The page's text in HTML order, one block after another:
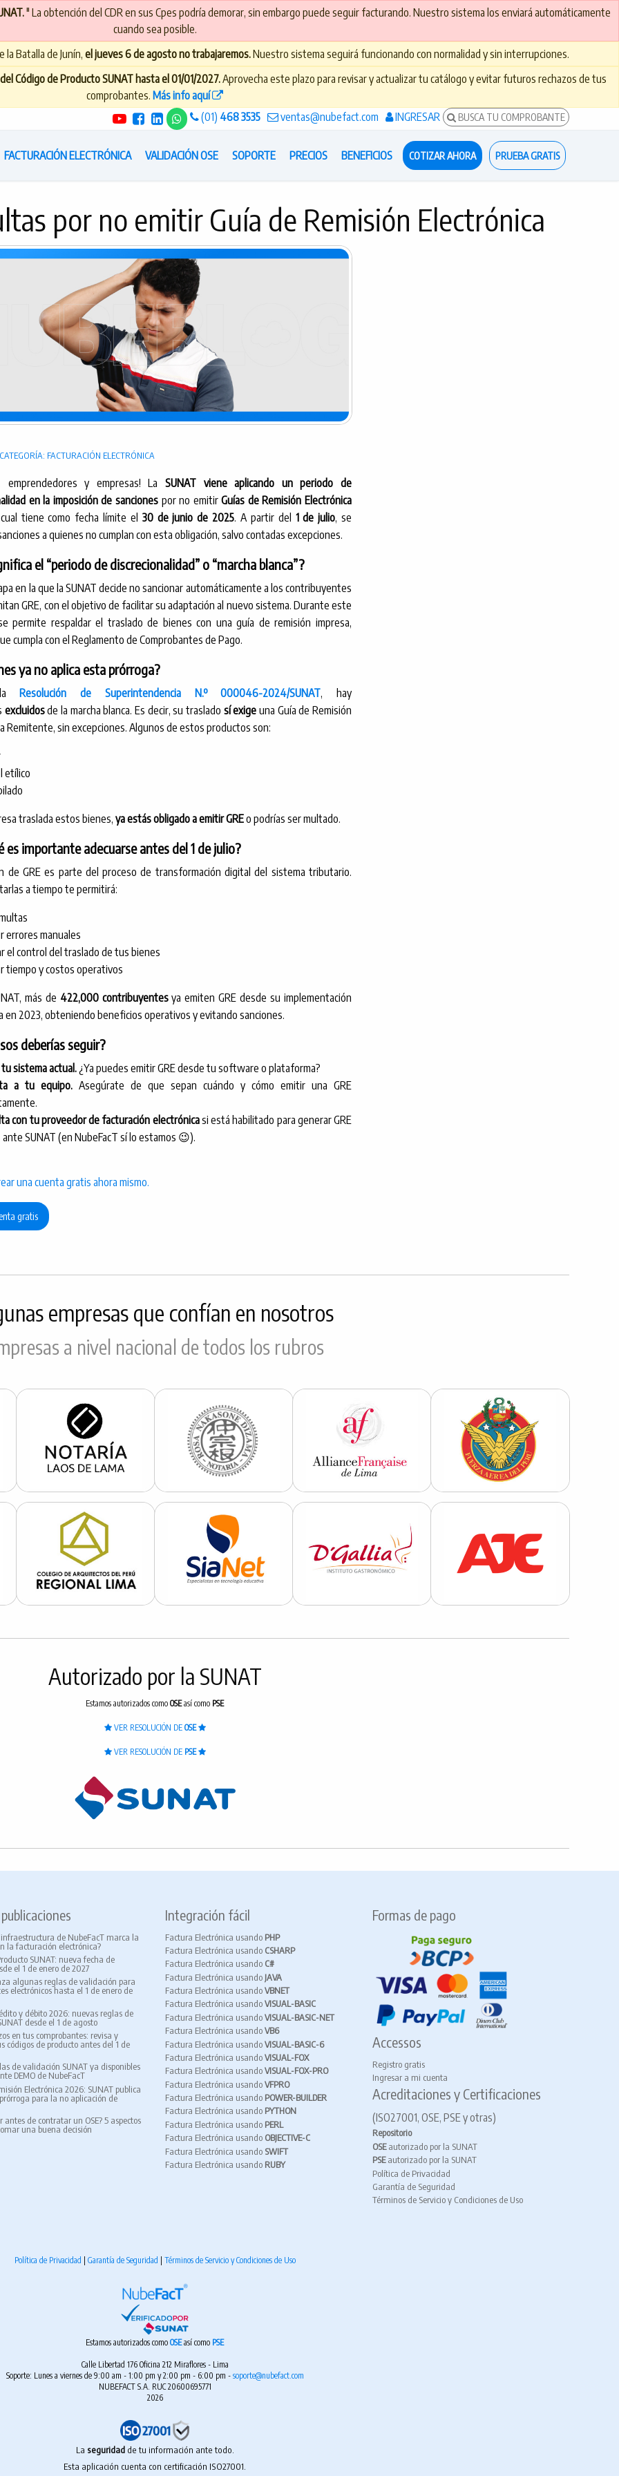
" La obtención del CDR en sus Cpes podría demorar, sin embargo puede seguir facturando. Nuestro sistema los enviará automáticamente
cuando sea posible.
Batalla de Junín, el jueves 6 de agosto no trabajaremos.Nuestro sistema seguirá funcionando con normalidad y sin interrupciones.
Código de Producto SUNAT hasta el 01/01/2027.Aprovecha este plazo para revisar y actualizar tu catálogo y evitar futuros rechazos de tus
comprobantes. Más info aquí
(01) 468 3535 ventas@nubefact.com INGRESAR BUSCA TU COMPROBANTE
FACTURACIÓN ELECTRÓNICA VALIDACIÓN OSE SOPORTE PRECIOS BENEFICIOS COTIZAR AHORA PRUEBA GRATIS
por no emitir Guía de Remisión Electrónica
CATEGORÍA: FACTURACIÓN ELECTRÓNICA
emprendedores y empresas! La SUNAT viene aplicando un periodo de
en la imposición de sancionespor no emitirGuías de Remisión Electrónica
tiene como fecha límite el 30 de junio de 2025. A partir del 1 de julio, se
a quienes no cumplan con esta obligación, salvo contadas excepciones.
el “periodo de discrecionalidad” o “marcha blanca”?
en la que la SUNAT decide no sancionar automáticamente a los contribuyentes
GRE, con el objetivo de facilitar su adaptación al nuevo sistema. Durante este
permite respaldar el traslado de bienes con una guía de remisión impresa,
cumpla con el Reglamento de Comprobantes de Pago.
ya no aplica esta prórroga?
laResolución de Superintendencia N.º 000046-2024/SUNAT, hay
excluidosde la marcha blanca. Es decir, su traslado sí exige una Guía de Remisión
Remitente, sin excepciones. Algunos de estos productos son:
etílico
traslada estos bienes, ya estás obligado a emitir GREo podrías ser multado.
es importante adecuarse antes del 1 de julio?
de GRE es parte del proceso de transformación digital del sistema tributario.
a tiempo te permitirá:
errores manuales
el control del traslado de tus bienes
tiempo y costos operativos
más de 422,000 contribuyentesya emiten GRE desde su implementación
en 2023, obteniendo beneficios operativos y evitando sanciones.
deberías seguir?
tu sistema actual. ¿Ya puedes emitir GRE desde tu software o plataforma?
a tu equipo. Asegúrate de que sepan cuándo y cómo emitir una GRE
con tu proveedor de facturación electrónicasi está habilitado para generar GRE
ante SUNAT (en NubeFacT sí lo estamos 😉).
una cuenta gratis ahora mismo.
gratis
empresas que confían en nosotros
a nivel nacional de todos los rubros
Autorizado por la SUNAT
Estamos autorizados como OSEasí como PSE
VER RESOLUCIÓN DE OSE
VER RESOLUCIÓN DE PSE
de NubeFacT marca la
la facturación electrónica?
SUNAT: nueva fecha de
el 1 de enero de 2027
algunas reglas de validación para
electrónicos hasta el 1 de enero de
y débito 2026: nuevas reglas de
desde el 1 de agosto
en tus comprobantes: revisa y
códigos de producto antes del 1 de
de validación SUNAT ya disponibles
DEMO de NubeFacT
Electrónica 2026: SUNAT publica
para la no aplicación de
antes de contratar un OSE? 5 aspectos
una buena decisión
Integración fácil
Factura Electrónica usando PHP
Factura Electrónica usando CSHARP
Factura Electrónica usando C#
Factura Electrónica usando JAVA
Factura Electrónica usandoVBNET
Factura Electrónica usandoVISUAL-BASIC
Factura Electrónica usandoVISUAL-BASIC-NET
Factura Electrónica usandoVB6
Factura Electrónica usandoVISUAL-BASIC-6
Factura Electrónica usandoVISUAL-FOX
Factura Electrónica usandoVISUAL-FOX-PRO
Factura Electrónica usandoVFPRO
Factura Electrónica usando POWER-BUILDER
Factura Electrónica usando PYTHON
Factura Electrónica usando PERL
Factura Electrónica usando OBJECTIVE-C
Factura Electrónica usando SWIFT
Factura Electrónica usando RUBY
Formas de pago
Accessos
Registro gratis
Ingresar a mi cuenta
Acreditaciones y Certificaciones
(ISO27001, OSE, PSE y otras)
Repositorio
OSEautorizado por la SUNAT
PSEautorizado por la SUNAT
Política de Privacidad
Garantía de Seguridad
Términos de Servicio y Condiciones de Uso
Política de Privacidad Garantía de Seguridad Términos de Servicio y Condiciones de Uso
Estamos autorizados como OSEasí como PSE
Calle Libertad 176 Oficina 212 Miraflores - Lima
Soporte: Lunes a viernes de 9:00 am - 1:00 pm y 2:00 pm - 6:00 pm - soporte@nubefact.com
NUBEFACT S.A. RUC 20600695771
2026
La seguridadde tu información ante todo.
Esta aplicación cuenta con certificación ISO27001.